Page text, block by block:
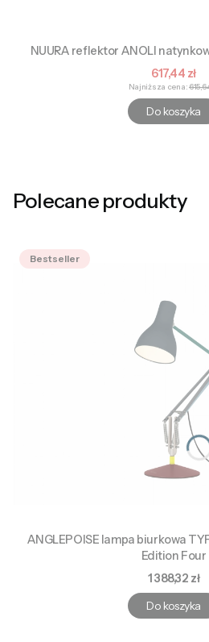
NUURA reflektor ANOLI
Cena
617,44 zł
Najniższa cena:
Do koszyka
Polecane produkty
Bestseller
ANGLEPOISE lampa biurkowa
Edition Four
Cena
1 388,32 zł
Do koszyka